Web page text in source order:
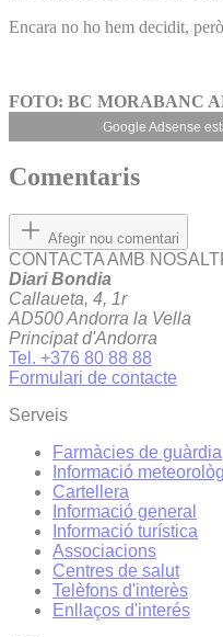
Encara no ho hem decidit,
FOTO: BC MORABANC
Google Adsense
Comentaris
Afegir nou comentari
CONTACTA AMB
Diari Bondia
Callaueta, 4, 1r
AD500 Andorra la Vella
Principat d'Andorra
Tel. +376 80 88 88
Formulari de contacte
Serveis
Farmàcies de guàrdia
Informació
Cartellera
Informació general
Informació turística
Associacions
Centres de salut
Telèfons d'interès
Enllaços d'interés